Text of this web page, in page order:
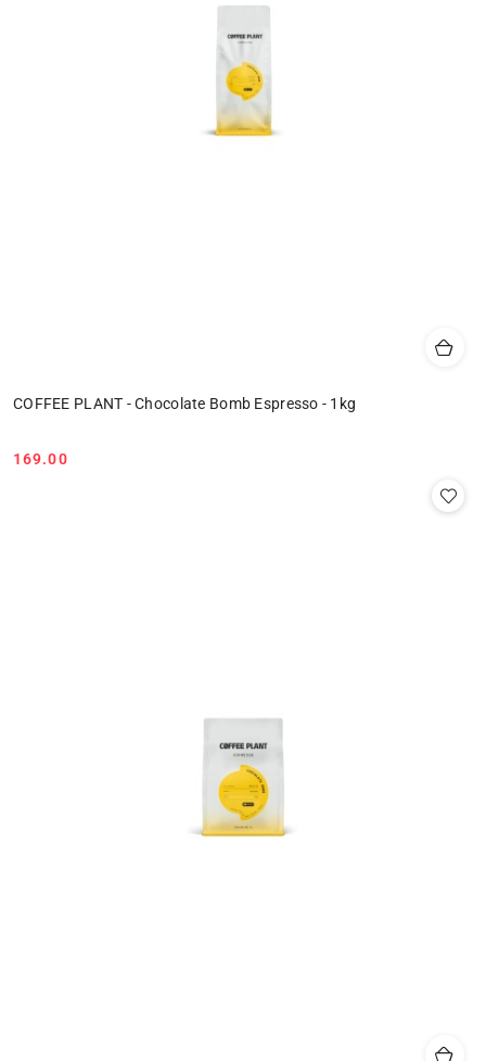
COFFEE PLANT - Chocolate Bomb Espresso - 1kg
Cena:
169.00